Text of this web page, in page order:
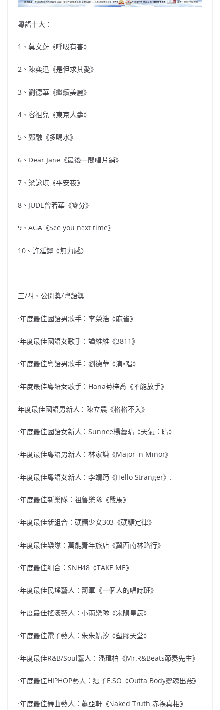
粵語十大：
1、莫文蔚《呼吸有害》
2、陳奕迅《是但求其愛》
3、劉德華《繼續美麗》
4、容祖兒《東京人壽》
5、鄭融《多喝水》
6、Dear Jane《最後一間唱片鋪》
7、梁詠琪《平安夜》
8、JUDE曾若華《零分》
9、AGA《See you next time》
10、許廷鏗《無力感》
三/四、公開獎/粵語獎
·年度最佳國語男歌手：李榮浩《麻雀》
·年度最佳國語女歌手：譚維維《3811》
·年度最佳粵語男歌手：劉德華《演•唱》
·年度最佳粵語女歌手：Hana菊梓喬《不能放手》
年度最佳國語男新人：陳立農《格格不入》
·年度最佳國語女新人：Sunnee楊蕓晴《天氣：晴》
·年度最佳粵語男新人：林家謙《Major in Minor》
·年度最佳粵語女新人：李靖筠《Hello Stranger》.
·年度最佳新樂隊：祖魯樂隊《戰馬》
·年度最佳新組合：硬糖少女303《硬糖定律》
·年度最佳樂隊：萬能青年旅店《冀西南林路行》
·年度最佳組合：SNH48《TAKE ME》
·年度最佳民謠藝人：蔔軍《一個人的唱詩班》
·年度最佳搖滾藝人：小雨樂隊《宋隕星辰》
·年度最佳電子藝人：朱朱婧汐《塑膠天堂》
·年度最佳R&B/Soul藝人：潘瑋柏《Mr.R&Beats節奏先生》
·年度最佳HIPHOP藝人：瘦子E.SO《Outta Body靈魂出竅》
·年度最佳舞曲藝人：蕭亞軒《Naked Truth 赤裸真相》